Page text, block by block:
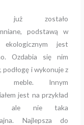
już zostało
podstawą w
jest
Ozdabia się nim
podłogę i wykonuje z
meble. Innym
jest na przykład
ale nie taka
Najlepsza do